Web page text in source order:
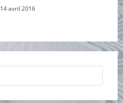
14 avril 2016
Press